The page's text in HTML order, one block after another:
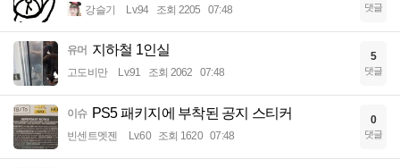
강슬기 Lv.94 조회 2205 07:48 댓글
유머 지하철 1인실
고도비만 Lv.91 조회 2062 07:48
5
댓글
이슈 PS5 패키지에 부착된 공지 스티커
빈센트멧젠 Lv.60 조회 1620 07:48
0
댓글